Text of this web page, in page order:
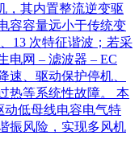
，其内置整流逆变驱
容容量远小于传统变
13 次特征谐波；若采
电网 – 滤波器 – EC
速、驱动保护停机、
热等系统性故障。 本
动低母线电容电气特
振风险，实现多风机